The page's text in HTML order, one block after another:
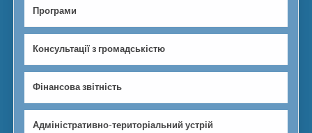
Програми
Консультації з громадськістю
Фінансова звітність
Адміністративно-територіальний устрій